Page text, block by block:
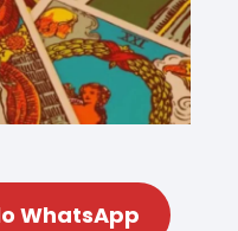
WhatsApp